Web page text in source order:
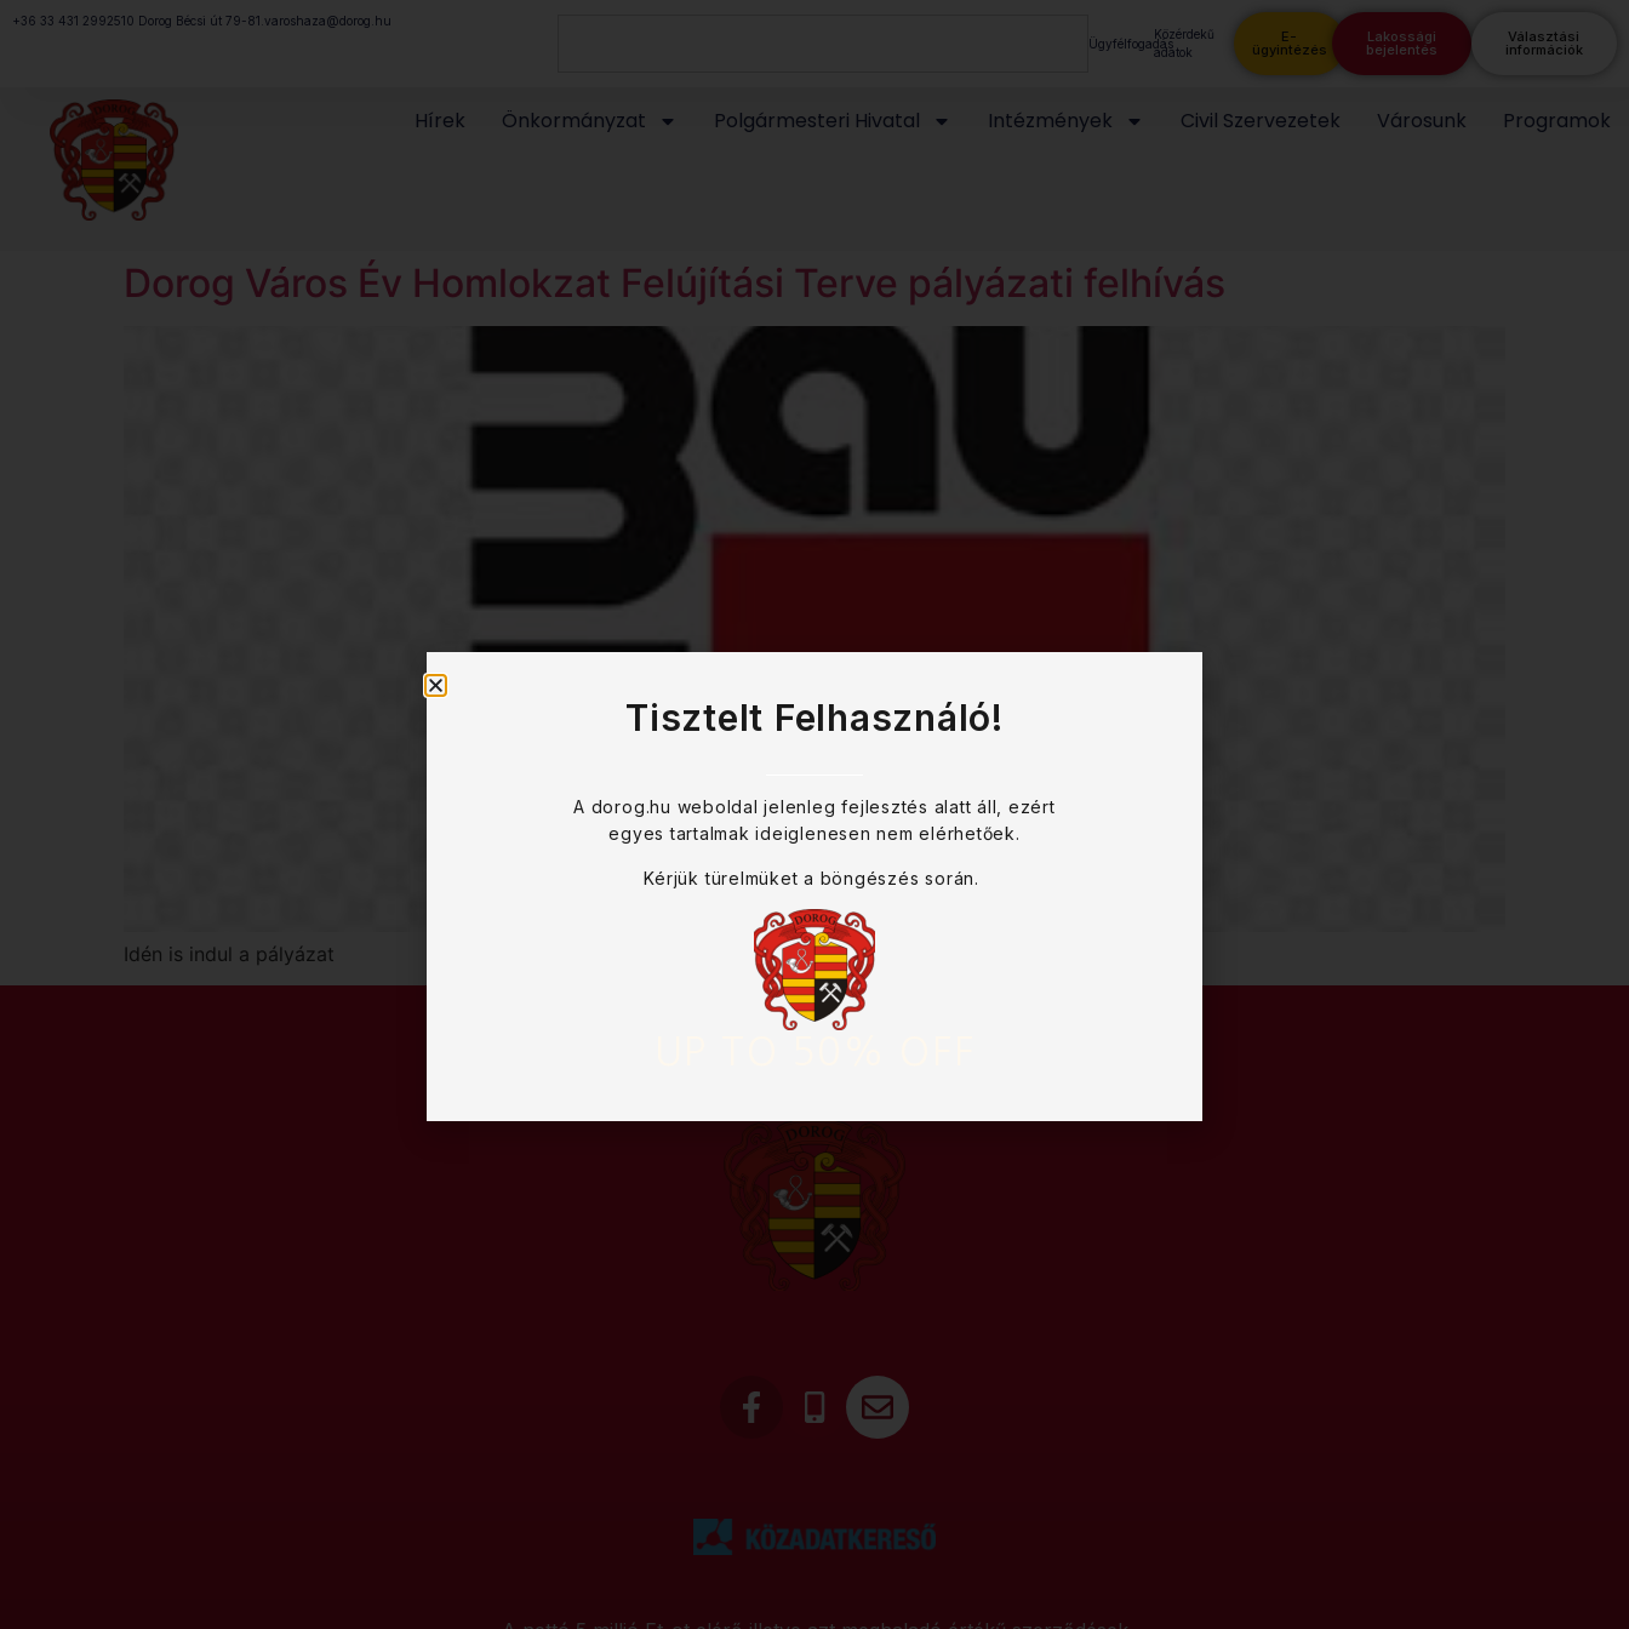
+36 33 431 2992510 Dorog Bécsi út 79-81. varoshaza@dorog.hu
Ügyfélfogadás
Közérdekű
adatok
E-
ügyintézés
Lakossági
bejelentés
Választási
információk
Hírek Önkormányzat Polgármesteri Hivatal Intézmények Civil Szervezetek Városunk Programok
Dorog Város Év Homlokzat Felújítási Terve pályázati felhívás
Idén is indul a pályázat
Tisztelt Felhasználó!
A dorog.hu weboldal jelenleg fejlesztés alatt áll, ezért
egyes tartalmak ideiglenesen nem elérhetőek.
Kérjük türelmüket a böngészés során.